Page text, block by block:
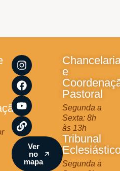
I
n
s
t
a
g
r
a
m
F
a
c
e
b
o
o
k
Y
o
u
t
u
b
e
L
i
n
k
Ver
no
mapa
e
Pastoral
Segunda a
Sexta: 8h
às 13h
Tribunal
Segunda a